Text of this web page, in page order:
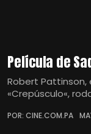
Película de
Robert
«Crepúsculo«,
POR: CINE.COM.PA